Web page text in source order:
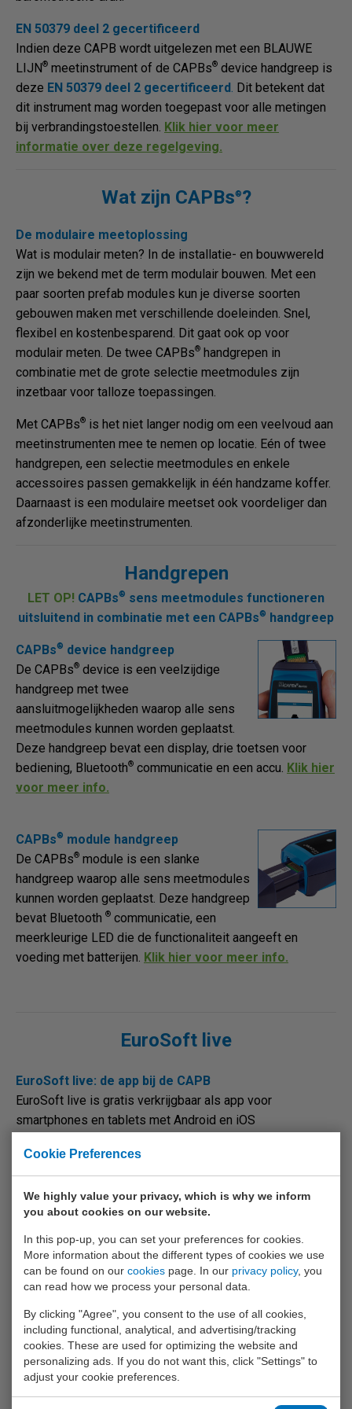
Cookie Preferences
We highly value your privacy, which is why we inform
you about cookies on our website.
In this pop-up, you can set your preferences for cookies.
More information about the different types of cookies we use
can be found on our cookies page. In our privacy policy, you
can read how we process your personal data.
By clicking "Agree", you consent to the use of all cookies,
including functional, analytical, and advertising/tracking
cookies. These are used for optimizing the website and
personalizing ads. If you do not want this, click "Settings" to
adjust your cookie preferences.
EN 50379 deel 2 gecertificeerd
Indien deze CAPB wordt uitgelezen met een BLAUWE
LIJN® meetinstrument of de CAPBs® device handgreep is
deze EN 50379 deel 2 gecertificeerd Dit betekent dat
dit instrument mag worden toegepast voor alle metingen
bij verbrandingstoestellen. Klik hier voor meer
informatie over deze regelgeving.
Wat zijn CAPBs®?
De modulaire meetoplossing
Wat is modulair meten? In de installatie- en bouwwereld
zijn we bekend met de term modulair bouwen. Met een
paar soorten prefab modules kun je diverse soorten
gebouwen maken met verschillende doeleinden. Snel,
flexibel en kostenbesparend. Dit gaat ook op voor
modulair meten. De twee CAPBs® handgrepen in
combinatie met de grote selectie meetmodules zijn
inzetbaar voor talloze toepassingen.
Met CAPBs® is het niet langer nodig om een veelvoud aan
meetinstrumenten mee te nemen op locatie. Eén of twee
handgrepen, een selectie meetmodules en enkele
accessoires passen gemakkelijk in één handzame koffer.
Daarnaast is een modulaire meetset ook voordeliger dan
afzonderlijke meetinstrumenten.
Handgrepen
LET OP! CAPBs® sens meetmodules functioneren
uitsluitend in combinatie met een CAPBs® handgreep
CAPBs® device handgreep
De CAPBs® device is een veelzijdige
handgreep met twee
aansluitmogelijkheden waarop alle sens
meetmodules kunnen worden geplaatst.
Deze handgreep bevat een display, drie toetsen voor
bediening, Bluetooth® communicatie en een accu. Klik hier
voor meer info.
CAPBs® module handgreep
De CAPBs® module is een slanke
handgreep waarop alle sens meetmodules
kunnen worden geplaatst. Deze handgreep
bevat Bluetooth ® communicatie, een
meerkleurige LED die de functionaliteit aangeeft en
voeding met batterijen. Klik hier voor meer info.
EuroSoft live
EuroSoft live: de app bij de CAPB
EuroSoft live is gratis verkrijgbaar als app voor
smartphones en tablets met Android en iOS
met EuroSoft live via Bluetooth
een CAPBs®handgreep worden de meetwaarden en
menu’s weergegeven zoals op een BLAUWE LIJN®
meetinstrument, inclusief de bediening. U kunt de actuele
meetwaarde(n) uitlezen, evenals de maximaal en minimaal
gemeten waarde en deze presenteren in een meetrapport.
Het is ook mogelijk om meetwaarden gedurende een
periode te loggen met een instelbaar interval. Deze
meetwaarden kan u zowel numeriek als grafisch
weergeven. Bij bepaalde sens meetmodules zijn
aanvullende meetprogramma’s mogelijk, zoals een
lekhoeveelheidsmeting (druk) of een meetfunctie voor
legionellapreventie (temperatuur). Heeft uw laptop of pc